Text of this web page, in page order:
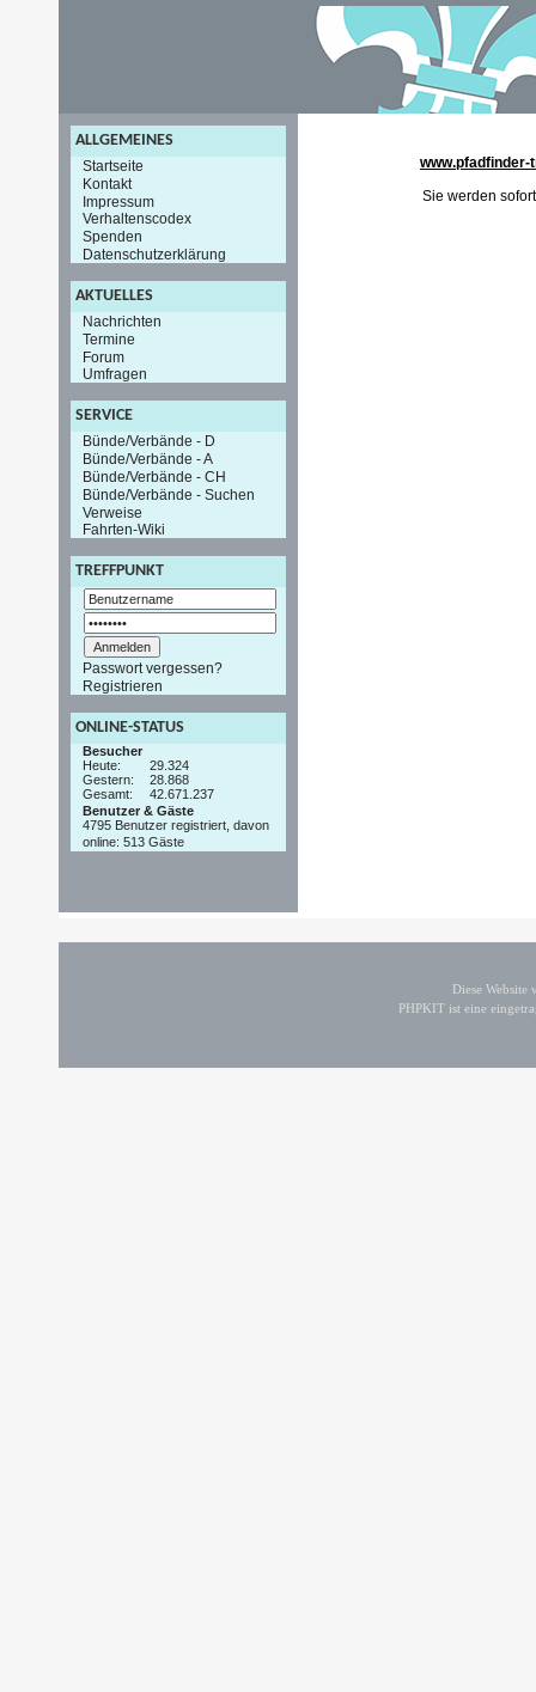
ALLGEMEINES
Startseite
Kontakt
Impressum
Verhaltenscodex
Spenden
Datenschutzerklärung
AKTUELLES
Nachrichten
Termine
Forum
Umfragen
SERVICE
Bünde/Verbände - D
Bünde/Verbände - A
Bünde/Verbände - CH
Bünde/Verbände - Suchen
Verweise
Fahrten-Wiki
TREFFPUNKT
Passwort vergessen?
Registrieren
ONLINE-STATUS
Besucher
Heute:
29.324
Gestern:
28.868
Gesamt:
42.671.237
Benutzer & Gäste
4795 Benutzer registriert, davon
online: 513 Gäste
www.pfadfinder-
Sie werden
Diese
PHPKIT ist eine